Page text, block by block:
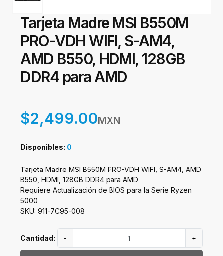
Tarjeta Madre MSI B550M
PRO-VDH WIFI, S-AM4,
AMD B550, HDMI, 128GB
DDR4 para AMD
$2,499.00MXN
Disponibles: 0
Tarjeta Madre MSI B550M PRO-VDH WIFI, S-AM4, AMD
B550, HDMI, 128GB DDR4 para AMD
Requiere Actualización de BIOS para la Serie Ryzen
5000
SKU: 911-7C95-008
Cantidad: - +